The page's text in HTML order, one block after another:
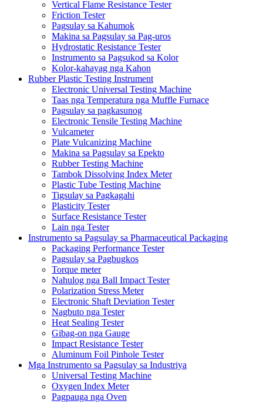
Vertical Flame Resistance Tester
Friction Tester
Pagsulay sa Kahumok
Makina sa Pagsulay sa Pag-uros
Hydrostatic Resistance Tester
Instrumento sa Pagsukod sa Kolor
Kolor-kahayag nga Kahon
Rubber Plastic Testing Instrument
Electronic Universal Testing Machine
Taas nga Temperatura nga Muffle Furnace
Pagsulay sa pagkasunog
Electronic Tensile Testing Machine
Vulcameter
Plate Vulcanizing Machine
Makina sa Pagsulay sa Epekto
Rubber Testing Machine
Tambok Dissolving Index Meter
Plastic Tube Testing Machine
Tigsulay sa Pagkagahi
Plasticity Tester
Surface Resistance Tester
Lain nga Tester
Instrumento sa Pagsulay sa Pharmaceutical Packaging
Packaging Performance Tester
Pagsulay sa Pagbugkos
Torque meter
Nahulog nga Ball Impact Tester
Polarization Stress Meter
Electronic Shaft Deviation Tester
Nagbuto nga Tester
Heat Sealing Tester
Gibag-on nga Gauge
Impact Resistance Tester
Aluminum Foil Pinhole Tester
Mga Instrumento sa Pagsulay sa Industriya
Universal Testing Machine
Oxygen Index Meter
Pagpauga nga Oven